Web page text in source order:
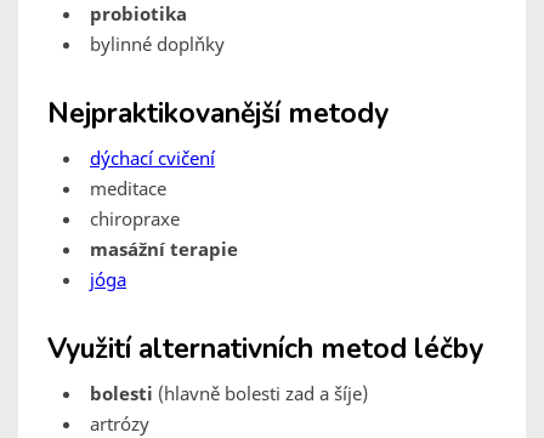
probiotika
bylinné doplňky
Nejpraktikovanější metody
dýchací cvičení
meditace
chiropraxe
masážní terapie
jóga
Využití alternativních metod léčby
bolesti (hlavně bolesti zad a šíje)
artrózy